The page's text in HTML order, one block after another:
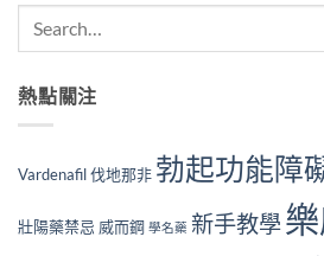
熱點關注
Vardenafil伐地那非 勃起功能障
壯陽藥禁忌 威而鋼 學名藥 新手教學